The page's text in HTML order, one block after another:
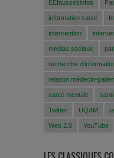
EEfaussesinfos
information santé
intervention
médias sociaux
recherche
relation médecin-
santé mentale
Twitter UQAM
Web 2.0 YouTube